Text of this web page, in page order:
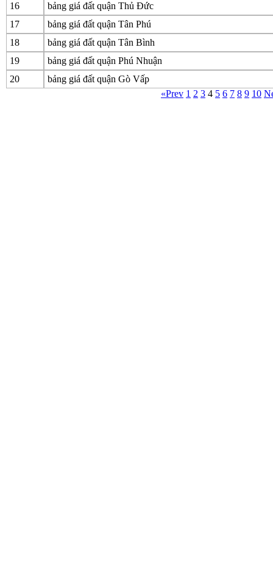
16
bảng giá đất quận Thủ Đức
17
bảng giá đất quận Tân Phú
18
bảng giá đất quận Tân Bình
19
bảng giá đất quận Phú Nhuận
20
bảng giá đất quận Gò Vấp
«Prev 1 2 3 4 5 6 7 8 9 10